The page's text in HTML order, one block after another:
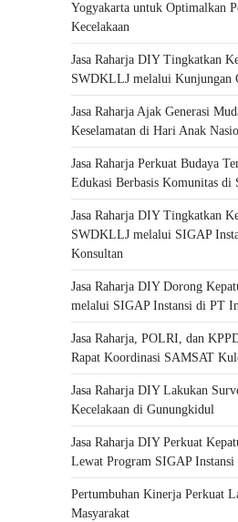
Yogyakarta untuk Optimalkan
Kecelakaan
Jasa Raharja DIY Tingkatkan
SWDKLLJ melalui Kunjungan
Jasa Raharja Ajak Generasi
Keselamatan di Hari Anak
Jasa Raharja Perkuat Budaya
Edukasi Berbasis Komunitas di
Jasa Raharja DIY Tingkatkan
SWDKLLJ melalui SIGAP
Konsultan
Jasa Raharja DIY Dorong
melalui SIGAP Instansi di PT
Jasa Raharja, POLRI, dan
Rapat Koordinasi SAMSAT
Jasa Raharja DIY Lakukan
Kecelakaan di Gunungkidul
Jasa Raharja DIY Perkuat
Lewat Program SIGAP
Pertumbuhan Kinerja Perkuat
Masyarakat